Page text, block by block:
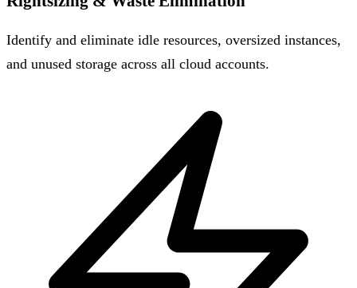
Identify and eliminate idle resources, oversized instances,
and unused storage across all cloud accounts.